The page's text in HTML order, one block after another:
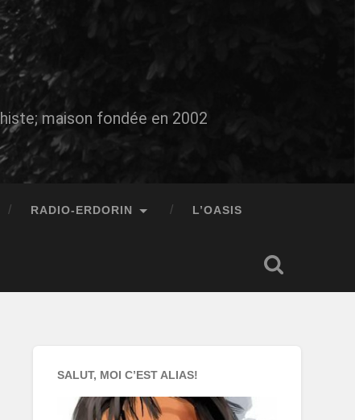
maison fondée en 2002
RADIO-ERDORIN L’OASIS
SALUT, MOI C’EST ALIAS!